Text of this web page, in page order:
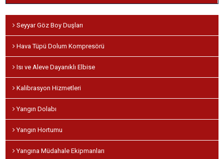
Seyyar Göz Boy Duşları
Hava Tüpü Dolum Kompresörü
Isı ve Aleve Dayanıklı Elbise
Kalibrasyon Hizmetleri
Yangın Dolabı
Yangın Hortumu
Yangına Müdahale Ekipmanları